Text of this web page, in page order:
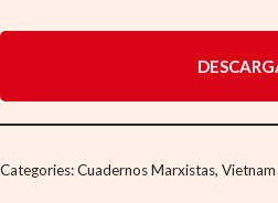
Categories:Cuadernos Marxistas,